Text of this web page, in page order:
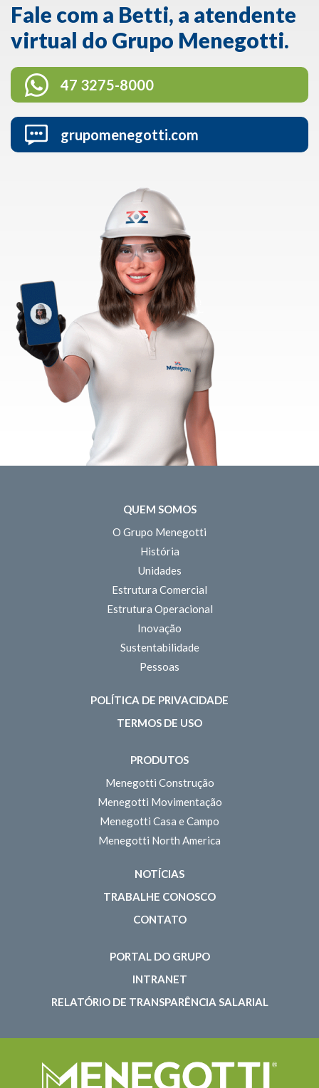
Fale com a Betti, a atendente
virtual do Grupo Menegotti.
47 3275-8000
grupomenegotti.com
QUEM SOMOS
O Grupo Menegotti
História
Unidades
Estrutura Comercial
Estrutura Operacional
Inovação
Sustentabilidade
Pessoas
POLÍTICA DE PRIVACIDADE
TERMOS DE USO
PRODUTOS
Menegotti Construção
Menegotti Movimentação
Menegotti Casa e Campo
Menegotti North America
NOTÍCIAS
TRABALHE CONOSCO
CONTATO
PORTAL DO GRUPO
INTRANET
RELATÓRIO DE TRANSPARÊNCIA SALARIAL